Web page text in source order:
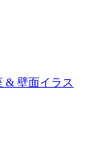
& 壁面イラス